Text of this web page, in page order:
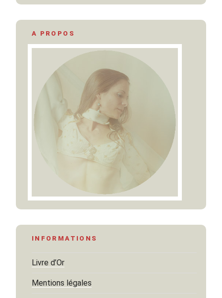
A PROPOS
INFORMATIONS
Livre d’Or
Mentions légales